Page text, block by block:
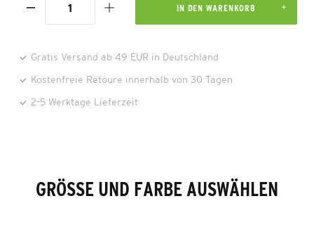
IN DEN WARENKORB
Gratis Versand ab 49 EUR in Deutschland
Kostenfreie Retoure innerhalb von 30 Tagen
2-5 Werktage Lieferzeit
GRÖSSE UND FARBE AUSWÄHLEN